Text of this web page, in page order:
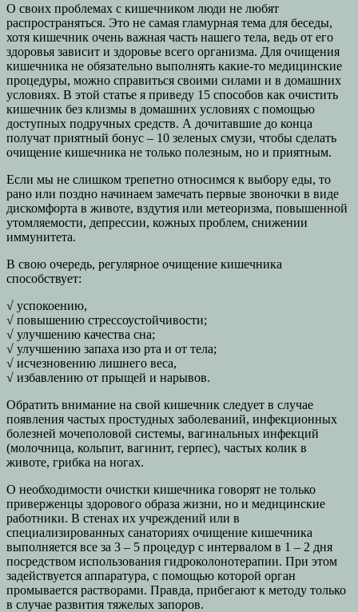
О своих проблемах с кишечником люди не любят
распространяться. Это не самая гламурная тема для беседы,
хотя кишечник очень важная часть нашего тела, ведь от его
здоровья зависит и здоровье всего организма. Для очищения
кишечника не обязательно выполнять какие-то медицинские
процедуры, можно справиться своими силами и в домашних
условиях. В этой статье я приведу 15 способов как очистить
кишечник без клизмы в домашних условиях с помощью
доступных подручных средств. А дочитавшие до конца
получат приятный бонус – 10 зеленых смузи, чтобы сделать
очищение кишечника не только полезным, но и приятным.
Если мы не слишком трепетно относимся к выбору еды, то
рано или поздно начинаем замечать первые звоночки в виде
дискомфорта в животе, вздутия или метеоризма, повышенной
утомляемости, депрессии, кожных проблем, снижении
иммунитета.
В свою очередь, регулярное очищение кишечника
способствует:
√ успокоению,
√ повышению стрессоустойчивости;
√ улучшению качества сна;
√ улучшению запаха изо рта и от тела;
√ исчезновению лишнего веса,
√ избавлению от прыщей и нарывов.
Обратить внимание на свой кишечник следует в случае
появления частых простудных заболеваний, инфекционных
болезней мочеполовой системы, вагинальных инфекций
(молочница, кольпит, вагинит, герпес), частых колик в
животе, грибка на ногах.
О необходимости очистки кишечника говорят не только
приверженцы здорового образа жизни, но и медицинские
работники. В стенах их учреждений или в
специализированных санаториях очищение кишечника
выполняется все за 3 – 5 процедур с интервалом в 1 – 2 дня
посредством использования гидроколонотерапии. При этом
задействуется аппаратура, с помощью которой орган
промывается растворами. Правда, прибегают к методу только
в случае развития тяжелых запоров.